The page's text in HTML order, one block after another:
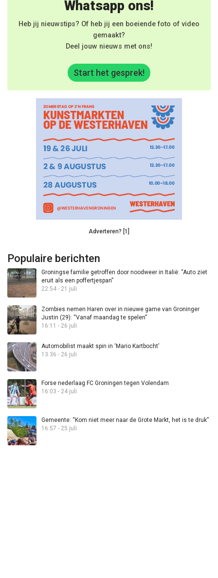
Whatsapp ons!
Heb jij nieuwstips? Of heb jij een boeiende foto of video
gemaakt?
Deel jouw nieuws met ons!
Start het gesprek!
Adverteren? [1]
Populaire berichten
Groningse familie getroffen door noodweer in Italië: “Auto ziet
eruit als een poffertjespan”
22:54 - 21 juli
Zombies nemen Haren over in nieuwe game van Groninger
Justin (29): “Vanaf maandag te spelen”
16:11 - 26 juli
Automobilist maakt spin in ‘Mario Kartbocht’
13:36 - 26 juli
Forse nederlaag FC Groningen tegen Volendam
16:03 - 24 juli
Gemeente: “Kom niet meer naar de Grote Markt, het is te druk”
16:57 - 25 juli